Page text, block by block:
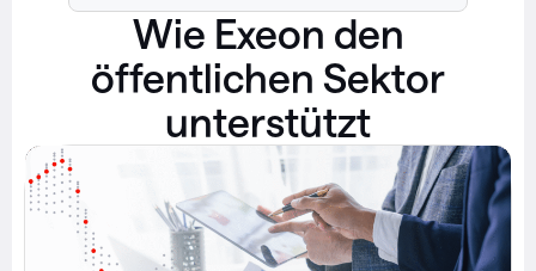
Wie Exeon den
öffentlichen Sektor
unterstützt